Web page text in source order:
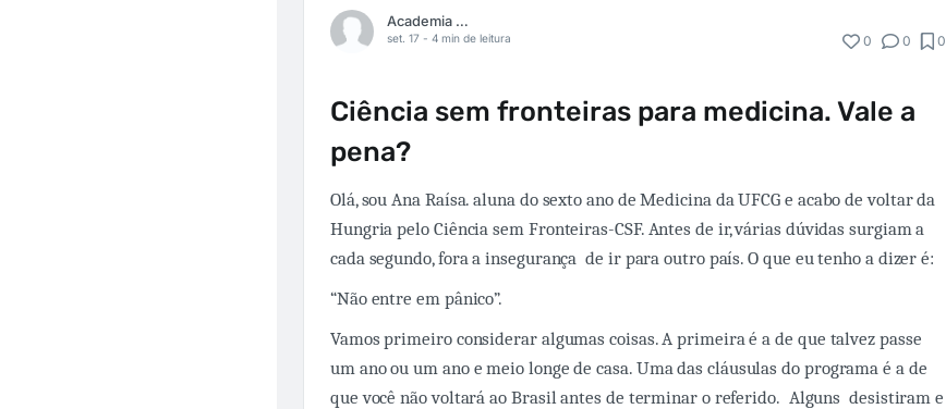
Academia Médica
set. 17 - 4 min de leitura 0 0 0
Ciência sem fronteiras para medicina. Vale a
pena?
Olá, sou Ana Raísa. aluna do sexto ano de Medicina da UFCG e acabo de voltar da
Hungria pelo Ciência sem Fronteiras-CSF. Antes de ir, várias dúvidas surgiam a
cada segundo, fora a insegurança de ir para outro país. O que eu tenho a dizer é:
“Não entre em pânico”.
Vamos primeiro considerar algumas coisas. A primeira é a de que talvez passe
um ano ou um ano e meio longe de casa. Uma das cláusulas do programa é a de
que você não voltará ao Brasil antes de terminar o referido. Alguns desistiram e